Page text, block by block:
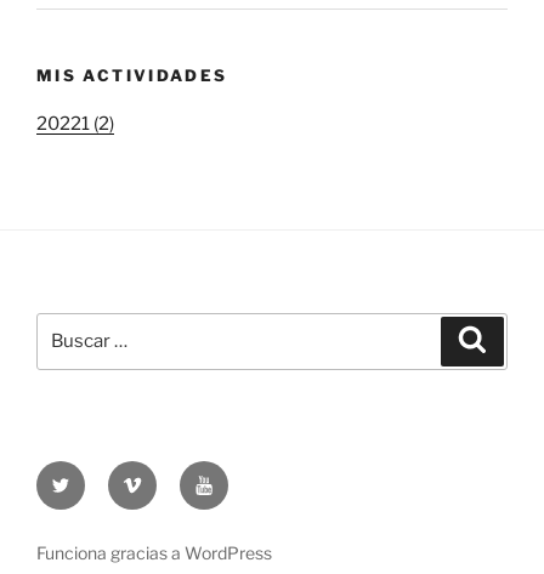
MIS ACTIVIDADES
20221 (2)
por:
Twitter
UOC
Vimeo
UOC
Youtube
UOC
Funciona gracias a WordPress